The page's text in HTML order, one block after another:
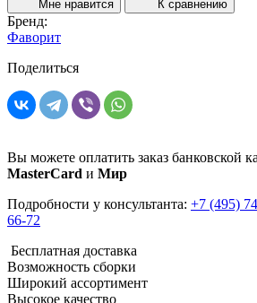
Мне нравится К сравнению
Бренд:
Фаворит
Поделиться
Вы можете оплатить заказ банковской
MasterCard и Мир
Подробности у консультанта: +7 (495)
66-72
Бесплатная доставка
Возможность сборки
Широкий ассортимент
Высокое качество